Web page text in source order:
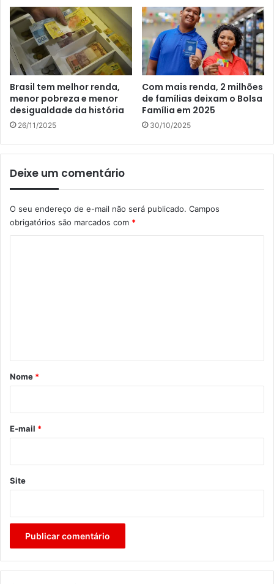
Brasil tem melhor renda,
menor pobreza e menor
desigualdade da história
26/11/2025
Com mais renda, 2 milhões
de famílias deixam o Bolsa
Família em 2025
30/10/2025
Deixe um comentário
O seu endereço de e-mail não será publicado. Campos
obrigatórios são marcados com *
r
*
Nome *
E-mail *
Site